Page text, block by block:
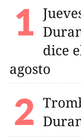
dice
agosto